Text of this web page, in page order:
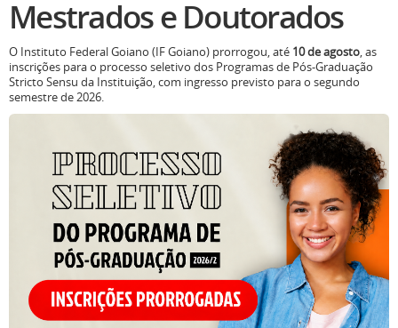
Mestrados e Doutorados
O Instituto Federal Goiano (IF Goiano) prorrogou, até 10 de agosto, as
inscrições para o processo seletivo dos Programas de Pós-Graduação
Stricto Sensu da Instituição, com ingresso previsto para o segundo
semestre de 2026.